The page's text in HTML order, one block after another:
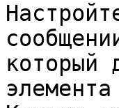
который